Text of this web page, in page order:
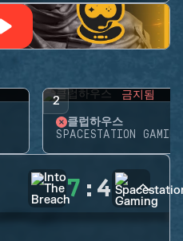
2 금지됨
클럽하우스
SPACESTATION GAMING
7 : 4